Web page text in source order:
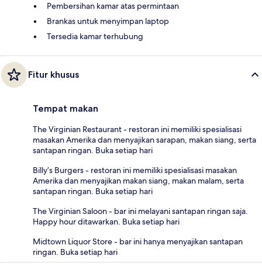
Pembersihan kamar atas permintaan
Brankas untuk menyimpan laptop
Tersedia kamar terhubung
Fitur khusus
Tempat makan
The Virginian Restaurant - restoran ini memiliki spesialisasi
masakan Amerika dan menyajikan sarapan, makan siang, serta
santapan ringan. Buka setiap hari
Billy’s Burgers - restoran ini memiliki spesialisasi masakan
Amerika dan menyajikan makan siang, makan malam, serta
santapan ringan. Buka setiap hari
The Virginian Saloon - bar ini melayani santapan ringan saja.
Happy hour ditawarkan. Buka setiap hari
Midtown Liquor Store - bar ini hanya menyajikan santapan
ringan. Buka setiap hari